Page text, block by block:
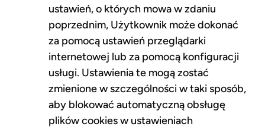
ustawień, o których mowa w zdaniu
poprzednim, Użytkownik może dokonać
za pomocą ustawień przeglądarki
internetowej lub za pomocą konfiguracji
usługi. Ustawienia te mogą zostać
zmienione w szczególności w taki sposób,
aby blokować automatyczną obsługę
plików cookies w ustawieniach